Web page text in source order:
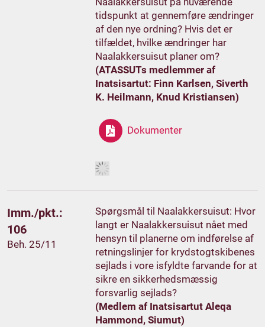
tidspunkt at gennemføre ændringer
af den nye ordning? Hvis det er
tilfældet, hvilke ændringer har
Naalakkersuisut planer om?
(ATASSUTs medlemmer af
Inatsisartut: Finn Karlsen, Siverth
K. Heilmann, Knud Kristiansen)
Dokumenter
Imm./pkt.:
106
Beh. 25/11
Spørgsmål til Naalakkersuisut: Hvor
langt er Naalakkersuisut nået med
hensyn til planerne om indførelse af
retningslinjer for krydstogtskibenes
sejlads i vore isfyldte farvande for at
sikre en sikkerhedsmæssig
forsvarlig sejlads?
(Medlem af Inatsisartut Aleqa
Hammond, Siumut)